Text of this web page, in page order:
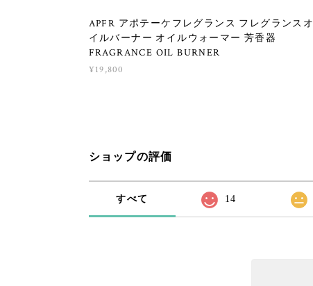
APFR アポテーケフレグランス フレグランスオ
イルバーナー オイルウォーマー 芳香器
FRAGRANCE OIL BURNER
¥19,800
ショップの評価
すべて 14